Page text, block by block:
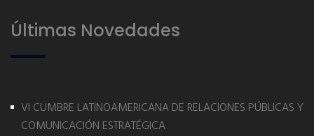
Últimas Novedades
VI CUMBRE LATINOAMERICANA DE RELACIONES PÚBLICAS Y
COMUNICACIÓN ESTRATÉGICA